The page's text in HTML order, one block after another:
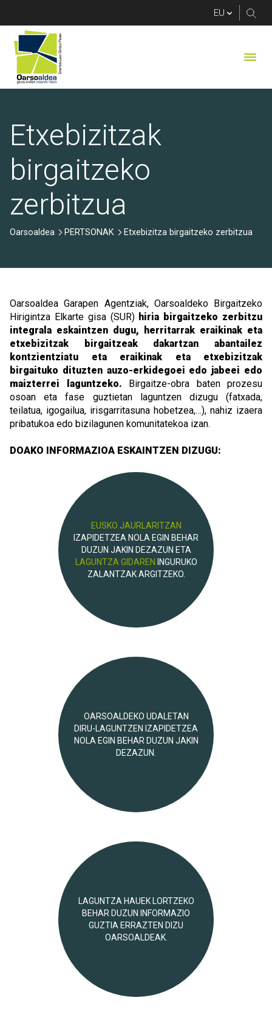
Etxebizitzak
birgaitzeko
zerbitzua
Oarsoaldea PERTSONAK Etxebizitza birgaitzeko zerbitzua
Oarsoaldea Garapen Agentziak, Oarsoaldeko Birgaitzeko
Hirigintza Elkarte gisa (SUR) hiria birgaitzeko zerbitzu
integrala eskaintzen dugu,
herritarrak eraikinak eta
etxebizitzak birgaitzeak dakartzan abantailez
kontzientziatu eta eraikinak eta etxebizitzak
birgaituko dituzten auzo-erkidegoei edo jabeei edo
maizterrei laguntzeko. Birgaitze-obra baten prozesu
osoan eta fase guztietan laguntzen dizugu (fatxada,
teilatua, igogailua, irisgarritasuna hobetzea,…), nahiz izaera
pribatukoa edo bizilagunen komunitatekoa izan.
DOAKO INFORMAZIOA ESKAINTZEN DIZUGU:
EUSKO JAURLARITZAN
IZAPIDETZEA NOLA EGIN BEHAR
DUZUN JAKIN DEZAZUN ETA
LAGUNTZA GIDAREN INGURUKO
ZALANTZAK ARGITZEKO.
OARSOALDEKO UDALETAN
DIRU-LAGUNTZEN IZAPIDETZEA
NOLA EGIN BEHAR DUZUN JAKIN
DEZAZUN.
LAGUNTZA HAUEK LORTZEKO
BEHAR DUZUN INFORMAZIO
GUZTIA ERRAZTEN DIZU
OARSOALDEAK.